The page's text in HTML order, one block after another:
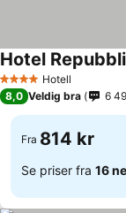
4 StjernerHotell
Hotel
8,0 Veldig bra 6
Fra 814 kr
Se priser fra 16